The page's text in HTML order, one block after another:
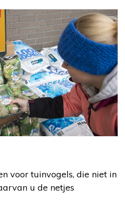
voor tuinvogels, die niet in
u de netjes